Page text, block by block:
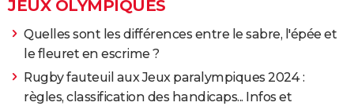
Tableau des médailles Jeux paralympiques : objectif
la France> Guide
JEUX OLYMPIQUES
Quelles sont les différences entre le sabre, l'épée et
le fleuret en escrime ?
Rugby fauteuil aux Jeux paralympiques 2024 :
règles, classification des handicaps... Infos et